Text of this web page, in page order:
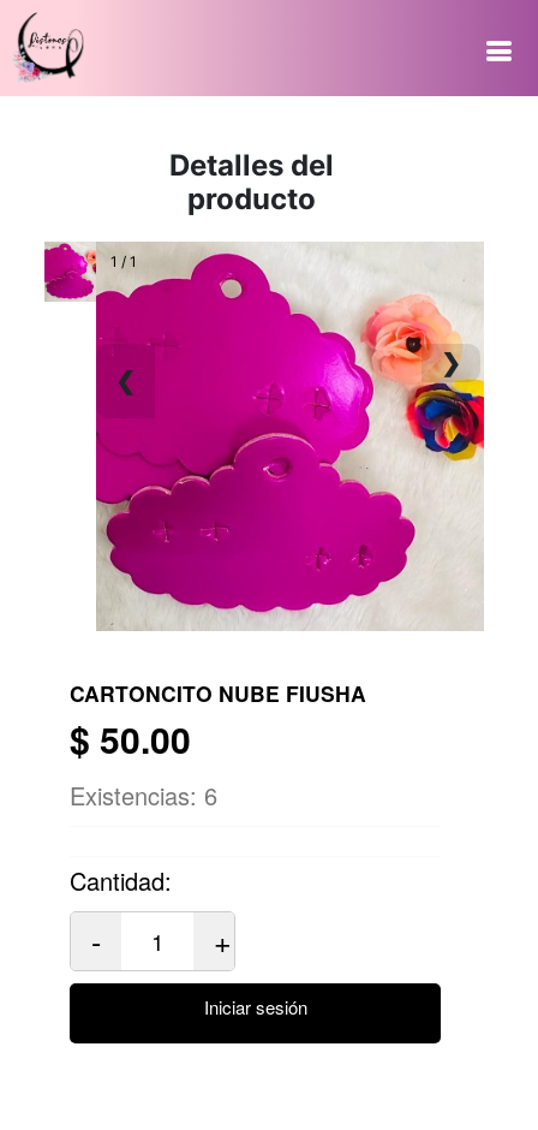
Detalles del
producto
1 / 1
❮
❯
CARTONCITO NUBE FIUSHA
$ 50.00
Existencias: 6
Cantidad:
- +
Iniciar sesión